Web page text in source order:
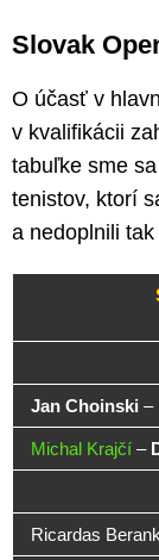
Slovak
O účasť v
v kvalifikácii
tabuľke sme
tenistov, ktorí
a nedoplnili
Jan Choinski –
Michal Krajčí –
Ricardas